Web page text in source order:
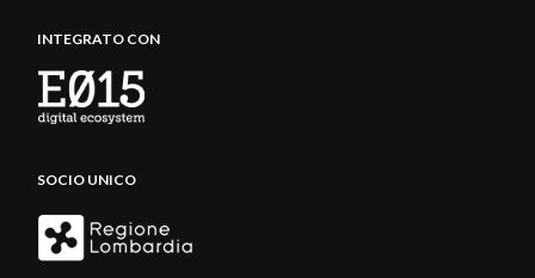
INTEGRATO CON
SOCIO UNICO